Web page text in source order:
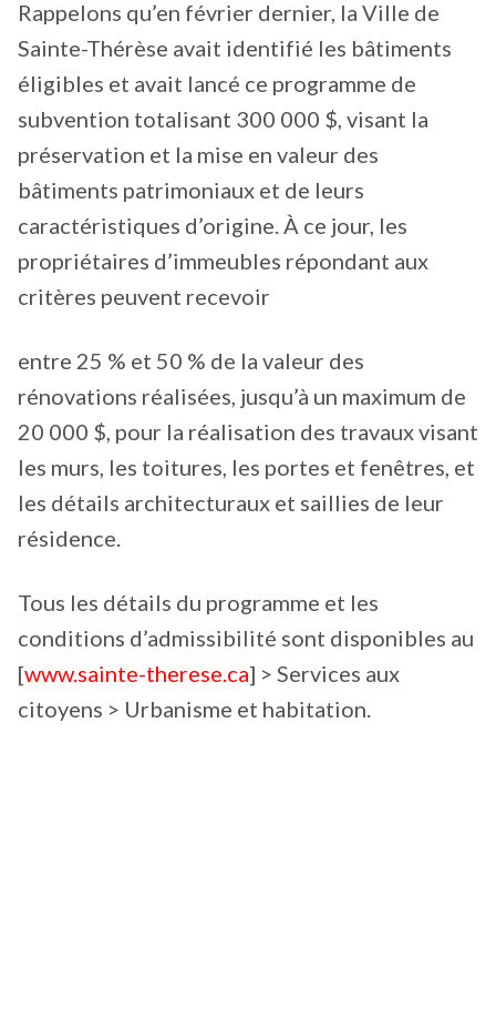
Rappelons qu’en février dernier, la Ville de
Sainte-Thérèse avait identifié les bâtiments
éligibles et avait lancé ce programme de
subvention totalisant 300 000 $, visant la
préservation et la mise en valeur des
bâtiments patrimoniaux et de leurs
caractéristiques d’origine. À ce jour, les
propriétaires d’immeubles répondant aux
critères peuvent recevoir
entre 25 % et 50 % de la valeur des
rénovations réalisées, jusqu’à un maximum de
20 000 $, pour la réalisation des travaux visant
les murs, les toitures, les portes et fenêtres, et
les détails architecturaux et saillies de leur
résidence.
Tous les détails du programme et les
conditions d’admissibilité sont disponibles au
[www.sainte-therese.ca] > Services aux
citoyens > Urbanisme et habitation.